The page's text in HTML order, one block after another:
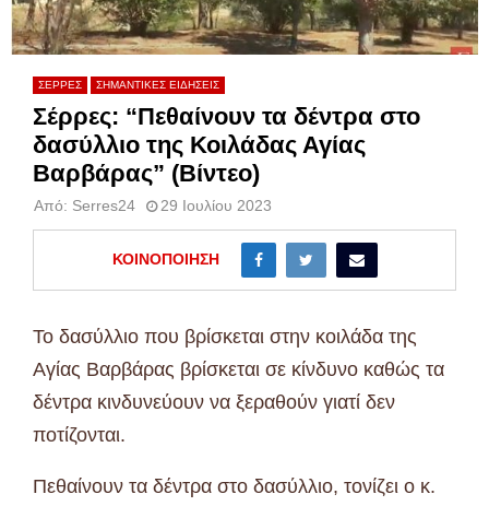
ΣΕΡΡΕΣ ΣΗΜΑΝΤΙΚΕΣ ΕΙΔΗΣΕΙΣ
Σέρρες: “Πεθαίνουν τα δέντρα στο
δασύλλιο της Κοιλάδας Αγίας
Βαρβάρας” (Βίντεο)
Από: Serres24 29 Ιουλίου 2023
ΚΟΙΝΟΠΟΊΗΣΗ
Το δασύλλιο που βρίσκεται στην κοιλάδα της
Αγίας Βαρβάρας βρίσκεται σε κίνδυνο καθώς τα
δέντρα κινδυνεύουν να ξεραθούν γιατί δεν
ποτίζονται.
Πεθαίνουν τα δέντρα στο δασύλλιο, τονίζει ο κ.